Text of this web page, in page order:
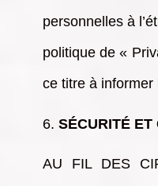
personnelles à
politique de «
ce titre à informer
SÉCURITÉ ET
AU FIL DES